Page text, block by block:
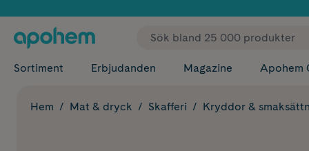
Sortiment Erbjudanden Magazine Apohem
Hem Mat & dryck Skafferi Kryddor &